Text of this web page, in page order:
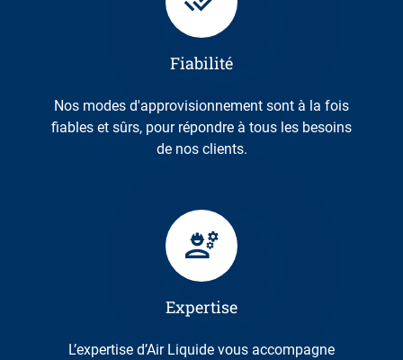
Fiabilité
Nos modes d'approvisionnement sont à la fois
fiables et sûrs, pour répondre à tous les besoins
de nos clients.
Expertise
L’expertise d’Air Liquide vous accompagne